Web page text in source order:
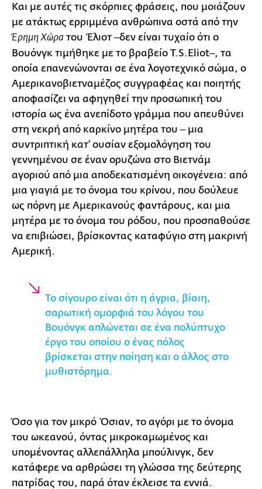
Και με αυτές τις σκόρπιες φράσεις, που μοιάζουν
με ατάκτως ερριμμένα ανθρώπινα οστά από την
Έρημη Χώρα του Έλιοτ ‒δεν είναι τυχαίο ότι ο
Βουόνγκ τιμήθηκε με το βραβείο T.S.Eliot‒, τα
οποία επανενώνονται σε ένα λογοτεχνικό σώμα, ο
Αμερικανοβιετναμέζος συγγραφέας και ποιητής
αποφασίζει να αφηγηθεί την προσωπική του
ιστορία ως ένα ανεπίδοτο γράμμα που απευθύνει
στη νεκρή από καρκίνο μητέρα του ‒ μια
συντριπτική κατ' ουσίαν εξομολόγηση του
γεννημένου σε έναν ορυζώνα στο Βιετνάμ
αγοριού από μια αποδεκατισμένη οικογένεια: από
μια γιαγιά με το όνομα του κρίνου, που δούλευε
ως πόρνη με Αμερικανούς φαντάρους, και μια
μητέρα με το όνομα του ρόδου, που προσπαθούσε
να επιβιώσει, βρίσκοντας καταφύγιο στη μακρινή
Αμερική.
Το σίγουρο είναι ότι η άγρια, βίαιη,
σαρωτική ομορφιά του λόγου του
Βουόνγκ απλώνεται σε ένα πολύπτυχο
έργο του οποίου ο ένας πόλος
βρίσκεται στην ποίηση και ο άλλος στο
μυθιστόρημα.
Όσο για τον μικρό Όσιαν, το αγόρι με το όνομα
του ωκεανού, όντας μικροκαμωμένος και
υπομένοντας αλλεπάλληλα μπούλινγκ, δεν
κατάφερε να αρθρώσει τη γλώσσα της δεύτερης
πατρίδας του, παρά όταν έκλεισε τα εννιά.